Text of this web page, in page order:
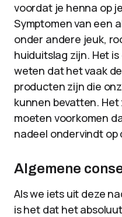
voordat je henna op
Symptomen van een
onder andere jeuk,
huiduitslag zijn. Het
weten dat het vaak
producten zijn die
kunnen bevatten.
moeten voorkomen
nadeel ondervindt op
Algemene
Als we iets uit deze
is het dat het